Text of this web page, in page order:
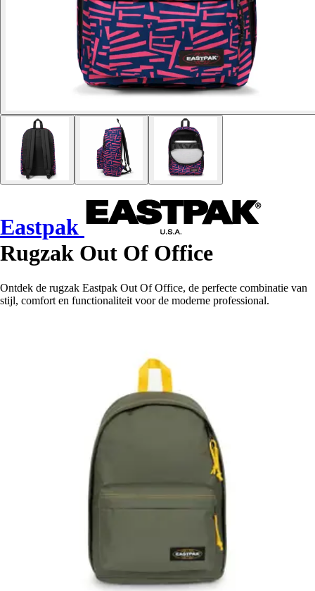
Eastpak
Rugzak Out Of Office
Ontdek de rugzak Eastpak Out Of Office, de perfecte combinatie van
stijl, comfort en functionaliteit voor de moderne professional.